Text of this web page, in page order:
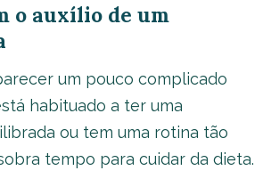
o auxílio de um
um pouco complicado
habituado a ter uma
ou tem uma rotina tão
tempo para cuidar da dieta.